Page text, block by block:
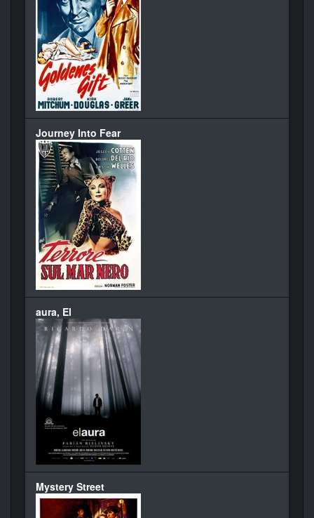
Journey Into Fear
aura, El
Mystery Street